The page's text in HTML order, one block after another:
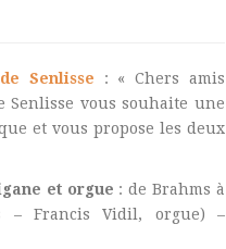
Senlisse : « Chers amis
Senlisse vous souhaite une
et vous propose les deux
et orgue : de Brahms à
– Francis Vidil, orgue) –